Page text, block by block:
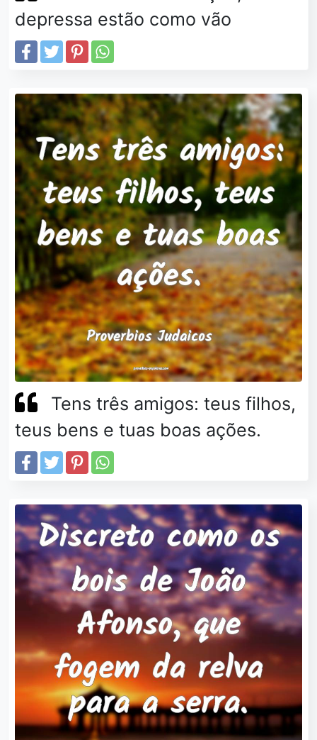
depressa estão como vão
Tens três amigos: teus filhos,
teus bens e tuas boas ações.